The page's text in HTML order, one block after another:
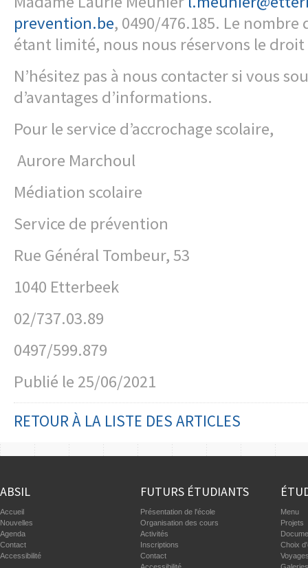
prevention.be, 0490/476.185. Le
étant limité, nous nous réservons le
N’hésitez pas à nous contacter si vous
d’avantages d’informations.
Pour le service d’accrochage scolaire,
Aurore Marchoul
Médiation scolaire
Service de prévention
Rue Général Tombeur, 53
1040 Etterbeek
02/737.03.89
0497/599.879
Publié le 25/06/2021
RETOUR À LA LISTE DES ARTICLES
ABSIL
Accueil
Nouvelles
Agenda
Contact
Accessibilité
FUTURS ÉTUDIANTS
Présentation de l'école
Organisation des cours
Activités
Inscriptions
Contact
Menu
Projets
Choix